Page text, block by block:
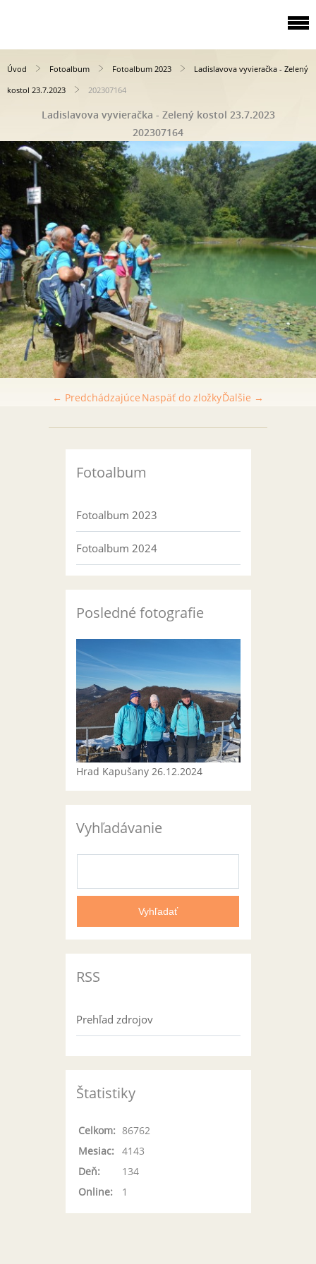
Úvod Fotoalbum Fotoalbum 2023
Ladislavova vyvieračka - Zelený
kostol 23.7.2023
202307164
Ladislavova vyvieračka - Zelený kostol 23.7.2023
202307164
← Predchádzajúce Ďalšie →
Naspäť do zložky
Fotoalbum
Fotoalbum 2023
Fotoalbum 2024
Posledné fotografie
Hrad Kapušany 26.12.2024
Vyhľadávanie
RSS
Prehľad zdrojov
Štatistiky
Online: 1
Celkom: 86762
Mesiac:
4143
Deň:
134